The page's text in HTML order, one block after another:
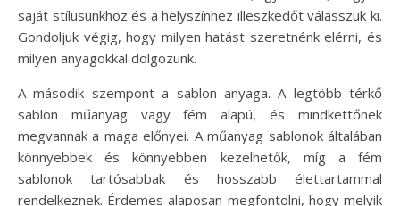
saját stílusunkhoz és a helyszínhez illeszkedőt válasszuk ki.
Gondoljuk végig, hogy milyen hatást szeretnénk elérni, és
milyen anyagokkal dolgozunk.
A második szempont a sablon anyaga. A legtöbb térkő
sablon műanyag vagy fém alapú, és mindkettőnek
megvannak a maga előnyei. A műanyag sablonok általában
könnyebbek és könnyebben kezelhetők, míg a fém
sablonok tartósabbak és hosszabb élettartammal
rendelkeznek. Érdemes alaposan megfontolni, hogy melyik